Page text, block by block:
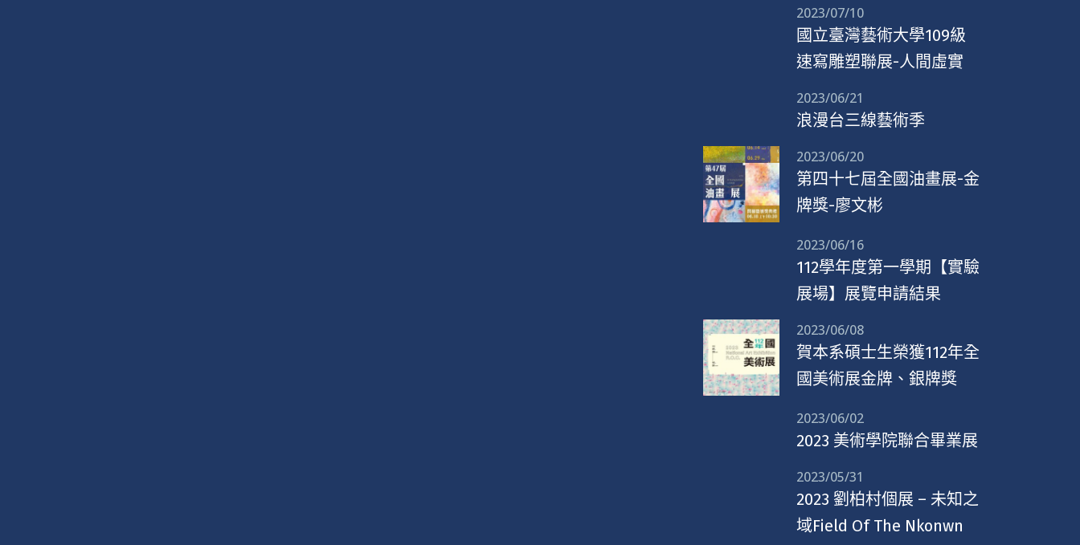
2023/07/10
國立臺灣藝術大學109級
速寫雕塑聯展-人間虛實
2023/06/21
浪漫台三線藝術季
2023/06/20
第四十七屆全國油畫展-金
牌獎-廖文彬
2023/06/16
112學年度第一學期【實驗
展場】展覽申請結果
2023/06/08
賀本系碩士生榮獲112年全
國美術展金牌、銀牌獎
2023/06/02
2023 美術學院聯合畢業展
2023/05/31
2023 劉柏村個展 – 未知之
域Field Of The Nkonwn